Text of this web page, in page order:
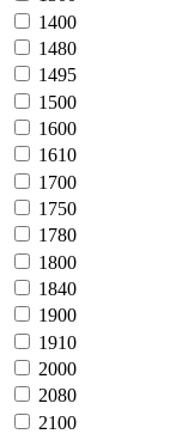
1400
1480
1495
1500
1600
1610
1700
1750
1780
1800
1840
1900
1910
2000
2080
2100